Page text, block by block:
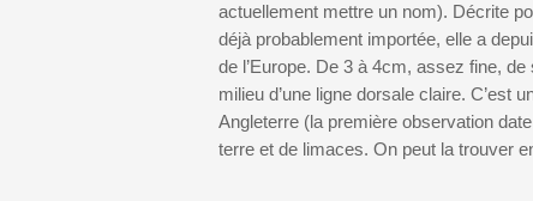
actuellement mettre un nom). Décrite
déjà probablement importée, elle a
de l’Europe. De 3 à 4cm, assez fine,
milieu d’une ligne dorsale claire. C’est
Angleterre (la première observation
terre et de limaces. On peut la trouver